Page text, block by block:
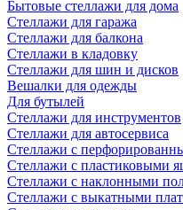
Бытовые стеллажи для дома
Стеллажи для гаража
Стеллажи для балкона
Стеллажи в кладовку
Стеллажи для шин и дисков
Вешалки для одежды
Для бутылей
Стеллажи для инструментов
Стеллажи для автосервиса
Стеллажи с
Стеллажи с пластиковыми
Стеллажи с наклонными
Стеллажи с выкатными